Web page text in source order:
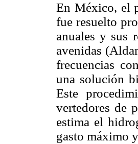
En México, el
fue resuelto
anuales y sus
avenidas
frecuencias
una solución
Este
vertedores de
estima el
gasto máximo